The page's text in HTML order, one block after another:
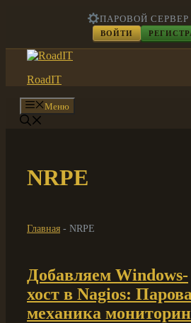
ПАРОВОЙ СЕРВЕР
ВОЙТИ
RoadIT
Меню
NRPE
Главная - NRPE
Добавляем Windows-
хост в Nagios:
механика